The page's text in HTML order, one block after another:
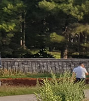
Ban naglasio je
Zahvaljujući
u istraživanje,
pohvalio je
u Hrvatskoj i Europi.
biljnu
laboratorijskih